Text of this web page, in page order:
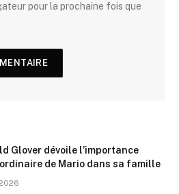
pour la prochaine fois que
Glover dévoile l’importance
de Mario dans sa famille